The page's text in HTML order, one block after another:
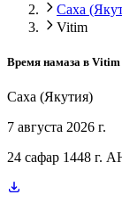
Саха
Vitim
Время намаза в Vitim
Саха (Якутия)
7 августа 2026 г.
24 сафар 1448 г.